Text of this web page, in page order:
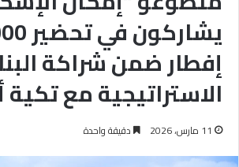
إفطار ضمن شراكة
الاستراتيجية مع
11 مارس، 2026 دقيقة واحدة